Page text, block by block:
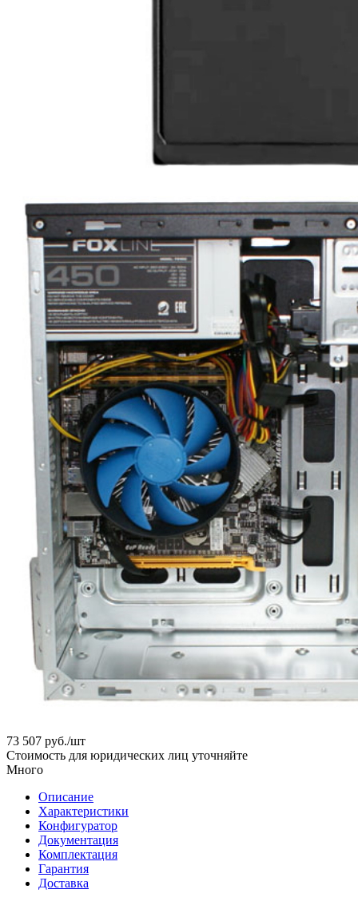
73 507 руб./шт
Стоимость для юридических лиц уточняйте
Много
Описание
Характеристики
Конфигуратор
Документация
Комплектация
Гарантия
Доставка